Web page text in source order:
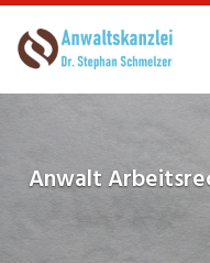
to
Anwalt